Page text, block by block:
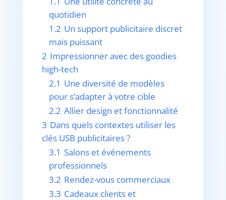
quotidien
1.2 Un support publicitaire discret
mais puissant
2 Impressionner avec des goodies
high-tech
2.1 Une diversité de modèles
pour s’adapter à votre cible
2.2 Allier design et fonctionnalité
3 Dans quels contextes utiliser les
clés USB publicitaires ?
3.1 Salons et événements
professionnels
3.2 Rendez-vous commerciaux
3.3 Cadeaux clients et